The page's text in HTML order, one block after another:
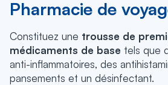
Pharmacie de
Constituez une trousse de
médicaments de base tels que
anti-inflammatoires, des
pansements et un désinfectant.